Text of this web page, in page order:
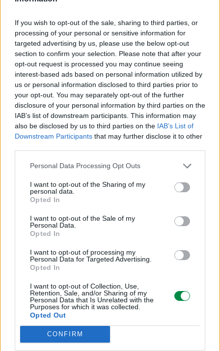
If you wish to opt-out of the sale, sharing to third parties, or
processing of your personal or sensitive information for
targeted advertising by us, please use the below opt-out
section to confirm your selection. Please note that after your
opt-out request is processed you may continue seeing
interest-based ads based on personal information utilized by
us or personal information disclosed to third parties prior to
your opt-out. You may separately opt-out of the further
disclosure of your personal information by third parties on the
IAB’s list of downstream participants. This information may
also be disclosed by us to third parties on the IAB’s List of
Downstream Participants that may further disclose it to other
Personal Data Processing Opt Outs
I want to opt-out of the Sharing of my
personal data.
Opted In
I want to opt-out of the Sale of my
Personal Data.
Opted In
I want to opt-out of processing my
Personal Data for Targeted Advertising.
Opted In
I want to opt-out of Collection, Use,
Retention, Sale, and/or Sharing of my
Personal Data that Is Unrelated with the
Purposes for which it was collected.
Opted Out
CONFIRM
Informacje handlowe
Kod producenta
12A7410
Dane producenta
Lexmark International Technology S.a.r.l.
Route de Pre-Bois Case Postale 508 15
CH-1215 Geneve Szwajcaria
lexmark.com
Lexmark International Polska Sp. z o.o.
02-675 Warszawa
info_pl@lexmark.com
https://www.lexmark.com/pl_pl.html
Pomoc techniczna
https://support.lexmark.com/pl_pl.html